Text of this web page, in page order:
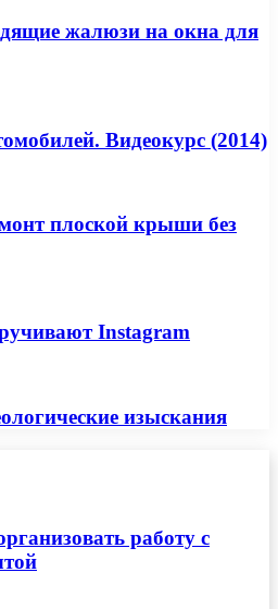
жалюзи на окна для
Видеокурс (2014)
плоской крыши без
Instagram
изыскания
работу с